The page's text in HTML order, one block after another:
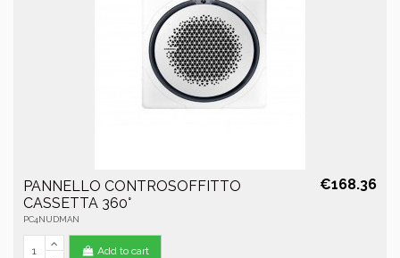
PANNELLO CONTROSOFFITTO
CASSETTA 360°
PC4NUDMAN
€168.36
Add to cart